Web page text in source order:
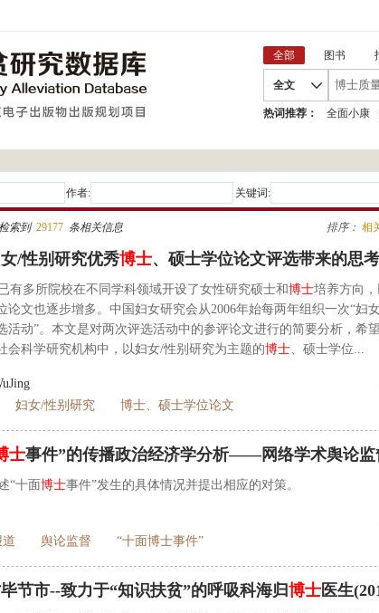
全部 图书
全文
热词推荐： 全面小康
作者: 关键词:
排序： 相
索到 29177 条相关信息
/性别研究优秀博士、硕士学位论文评选带来的思考
有多所院校在不同学科领域开设了女性研究硕士和博士培养方向
论文也逐步增多。中国妇女研究会从2006年始每两年组织一次“妇
活动”。本文是对两次评选活动中的参评论文进行的简要分析，希
会科学研究机构中，以妇女/性别研究为主题的博士、硕士学位...
妇女/性别研究 博士、硕士学位论文
士事件”的传播政治经济学分析——网络学术舆论监
“十面博士事件”发生的具体情况并提出相应的对策。
道 舆论监督 “十面博士事件”
节市--致力于“知识扶贫”的呼吸科海归博士医生